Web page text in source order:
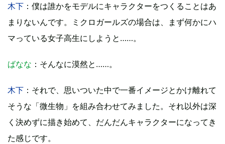
木下 ：僕は誰かをモデルにキャラクターをつくることはあ
まりないんです。ミクロガールズの場合は、まず何かにハ
マっている女子高生にしようと……。
ばなな ：そんなに漠然と……。
木下 ：それで、思いついた中で一番イメージとかけ離れて
そうな「微生物」を組み合わせてみました。それ以外は深
く決めずに描き始めて、だんだんキャラクターになってき
た感じです。